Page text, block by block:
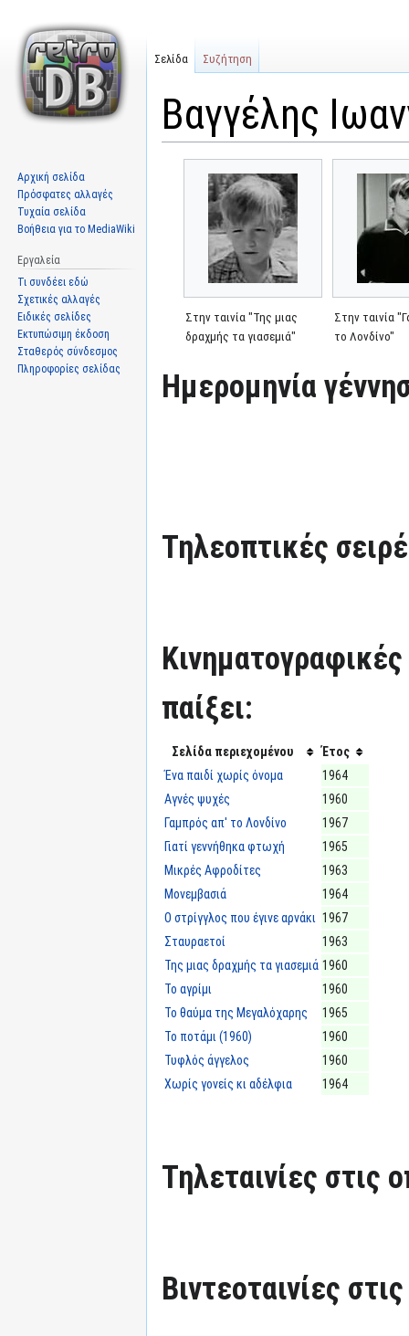
Βαγγέλης
πλοήγηση
αναζήτηση
Στην ταινία "Της μιας
δραχμής τα γιασεμιά"
Στην ταινία
το Λονδίνο"
Ημερομηνία
Τηλεοπτικές
Κινηματογραφικές
παίξει:
Σελίδα περιεχομένου
Έτος
Ένα παιδί χωρίς όνομα
1964
Αγνές ψυχές
1960
Γαμπρός απ' το Λονδίνο
1967
Γιατί γεννήθηκα φτωχή
1965
Μικρές Αφροδίτες
1963
Μονεμβασιά
1964
Ο στρίγγλος που έγινε αρνάκι 1967
Σταυραετοί
1963
Της μιας δραχμής τα γιασεμιά 1960
Το αγρίμι
1960
Το θαύμα της Μεγαλόχαρης
1965
Το ποτάμι (1960)
1960
Τυφλός άγγελος
1960
Χωρίς γονείς κι αδέλφια
1964
Τηλεταινίες στις
Βιντεοταινίες
Σελίδα Συζήτηση
Αρχική σελίδα
Πρόσφατες αλλαγές
Τυχαία σελίδα
Βοήθεια για το MediaWiki
Εργαλεία
Τι συνδέει εδώ
Σχετικές αλλαγές
Ειδικές σελίδες
Εκτυπώσιμη έκδοση
Σταθερός σύνδεσμος
Πληροφορίες σελίδας